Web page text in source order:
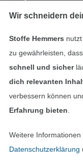
Wir schneidern
Stoffe Hemmers
zu gewährleisten,
schnell und sicher
dich relevanten
verbessern können
Erfahrung bieten
Weitere
Datenschutzerklärung